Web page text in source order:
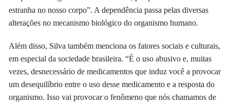
estranha no nosso corpo”. A dependência passa pelas diversas
alterações no mecanismo biológico do organismo humano.
Além disso, Silva também menciona os fatores sociais e culturais,
em especial da sociedade brasileira. “É o uso abusivo e, muitas
vezes, desnecessário de medicamentos que induz você a provocar
um desequilíbrio entre o uso desse medicamento e a resposta do
organismo. Isso vai provocar o fenômeno que nós chamamos de